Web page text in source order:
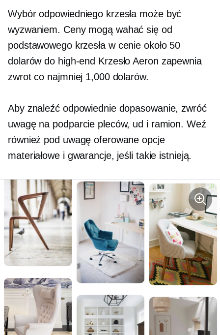
Wybór odpowiedniego krzesła może być
wyzwaniem. Ceny mogą wahać się od
podstawowego krzesła w cenie około 50
dolarów do high-end Krzesło Aeron zapewnia
zwrot co najmniej 1,000 dolarów.
Aby znaleźć odpowiednie dopasowanie, zwróć
uwagę na podparcie pleców, ud i ramion. Weź
również pod uwagę oferowane opcje
materiałowe i gwarancje, jeśli takie istnieją.